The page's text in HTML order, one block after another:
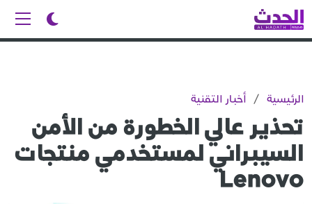
الرئيسية / أخبار التقنية
تحذير عالي الخطورة من الأمن
السيبراني لمستخدمي منتجات
Lenovo